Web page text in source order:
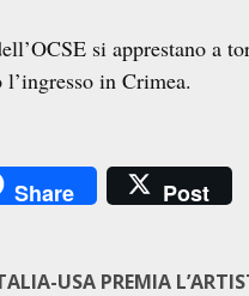
si apprestano a
in Crimea.
Share Post
USA PREMIA